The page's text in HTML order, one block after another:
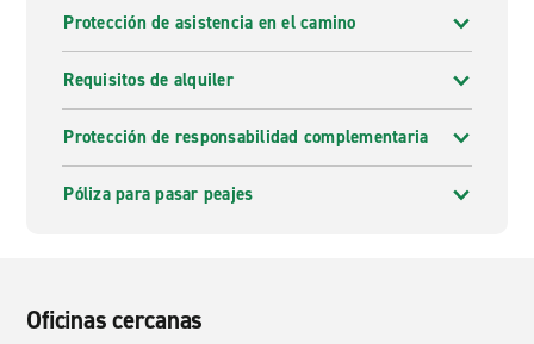
Protección de asistencia en el camino
Requisitos de alquiler
Protección de responsabilidad complementaria
Póliza para pasar peajes
Oficinas cercanas